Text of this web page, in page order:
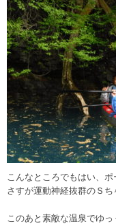
こんなところでもはい、ポ
さすが運動神経抜群のＳち
このあと素敵な温泉でゆ